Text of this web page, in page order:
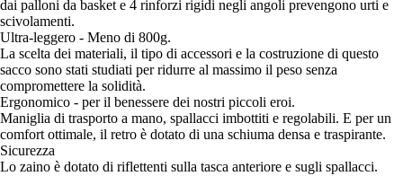
dai palloni da basket e 4 rinforzi rigidi negli angoli prevengono urti e
scivolamenti.
Ultra-leggero - Meno di 800g.
La scelta dei materiali, il tipo di accessori e la costruzione di questo
sacco sono stati studiati per ridurre al massimo il peso senza
compromettere la solidità.
Ergonomico - per il benessere dei nostri piccoli eroi.
Maniglia di trasporto a mano, spallacci imbottiti e regolabili. E per un
comfort ottimale, il retro è dotato di una schiuma densa e traspirante.
Sicurezza
Lo zaino è dotato di riflettenti sulla tasca anteriore e sugli spallacci.